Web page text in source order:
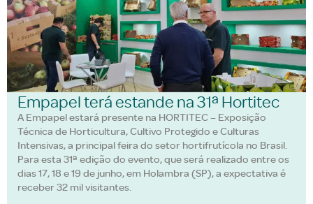
Empapel terá estande na 31ª Hortitec
A Empapel estará presente na HORTITEC – Exposição
Técnica de Horticultura, Cultivo Protegido e Culturas
Intensivas, a principal feira do setor hortifrutícola no Brasil.
Para esta 31ª edição do evento, que será realizado entre os
dias 17, 18 e 19 de junho, em Holambra (SP), a expectativa é
receber 32 mil visitantes.